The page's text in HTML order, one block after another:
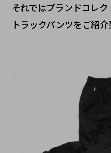
それではブランドコレ
トラックパンツをご紹介